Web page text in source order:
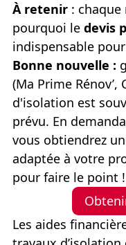
À retenir : chaque
pourquoi le devis
indispensable
Bonne nouvelle :
(Ma Prime Rénov’,
d'isolation est
prévu. En
vous obtiendrez
adaptée à votre
pour faire le point !
Les aides